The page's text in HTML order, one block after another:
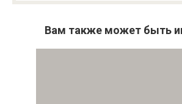
Вам также может быть